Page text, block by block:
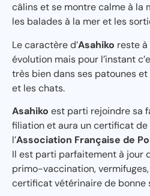
câlins et se montre calme à la
les balades à la mer et les
Le caractère d’Asahiko reste
évolution mais pour l’instant
très bien dans ses patounes et
et les chats.
Asahiko est parti rejoindre sa
filiation et aura un certificat de
l’Association Française de
Il est parti parfaitement à jour
primo-vaccination,
certificat vétérinaire de bonne